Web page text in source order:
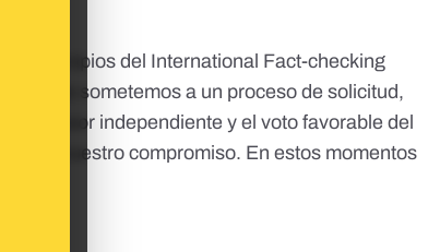
de Principiosdel International Fact-checking
año nos sometemos a un proceso de solicitud,
un asesor independientey el voto favorable del
nuestro compromiso. En estos momentos